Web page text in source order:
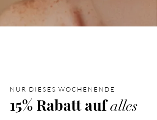
NUR DIESES WOCHENENDE
15% Rabatt aufalles